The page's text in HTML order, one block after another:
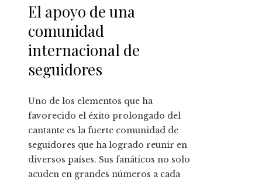
El apoyo de una
comunidad
internacional de
seguidores
Uno de los elementos que ha
favorecido el éxito prolongado del
cantante es la fuerte comunidad de
seguidores que ha logrado reunir en
diversos países. Sus fanáticos no solo
acuden en grandes números a cada